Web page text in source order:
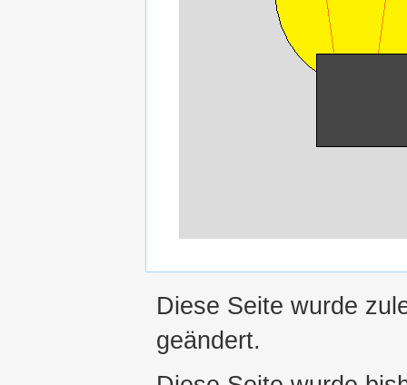
Diese Seite wurde
geändert.